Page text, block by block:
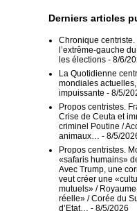
Derniers articles
Chronique
l’extrême-gauche
les élections - 8/6/
La Quotidienne
mondiales
impuissante - 8/5/
Propos centristes.
Crise de Ceuta et
criminel Poutine /
animaux…
- 8/5/
Propos centristes.
«safaris humains»
Avec Trump, une
veut créer une
mutuels» /
réelle» / Corée du
d’Etat…
- 8/5/2026